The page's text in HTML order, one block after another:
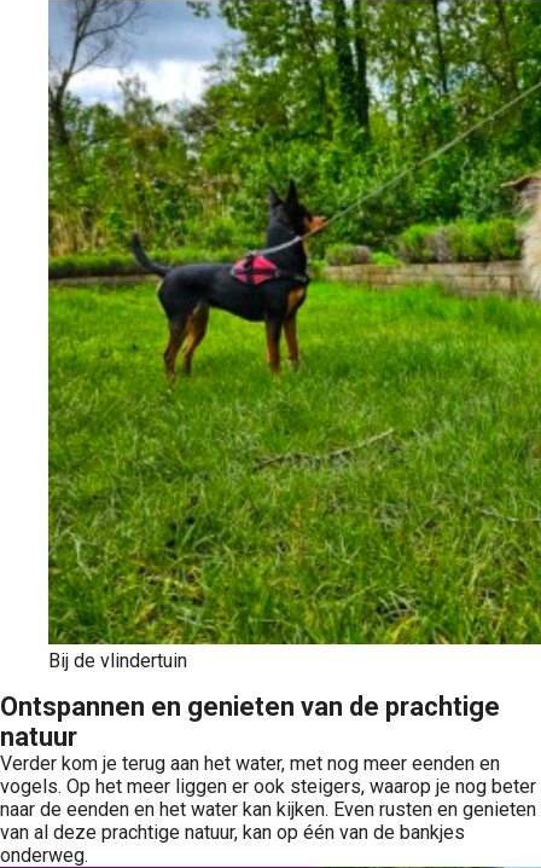
Bij de vlindertuin
Ontspannen en genieten van de prachtige
natuur
Verder kom je terug aan het water, met nog meer eenden en
vogels. Op het meer liggen er ook steigers, waarop je nog beter
naar de eenden en het water kan kijken. Even rusten en genieten
van al deze prachtige natuur, kan op één van de bankjes
onderweg.